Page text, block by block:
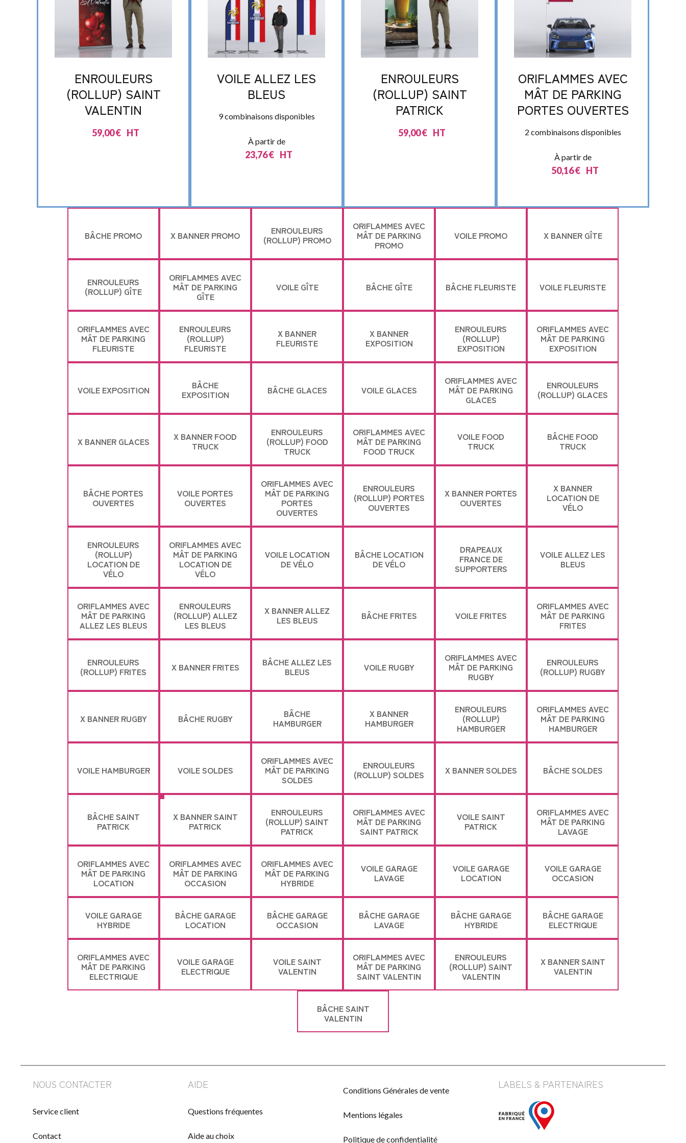
ENROULEURS
(ROLLUP) SAINT
VALENTIN
59,00€ HT
VOILE ALLEZ LES
BLEUS
9 combinaisons disponibles
À partir de
23,76€ HT
ENROULEURS
(ROLLUP) SAINT
PATRICK
59,00€ HT
ORIFLAMMES AVEC
MÂT DE PARKING
PORTES OUVERTES
2 combinaisons disponibles
À partir de
50,16€ HT
BÂCHE PROMO X BANNER PROMO ENROULEURS
(ROLLUP) PROMO
ORIFLAMMES AVEC
MÂT DE PARKING
PROMO
VOILE PROMO X BANNER GÎTE
ENROULEURS
(ROLLUP) GÎTE
ORIFLAMMES AVEC
MÂT DE PARKING
GÎTE
VOILE GÎTE BÂCHE GÎTE BÂCHE FLEURISTE VOILE FLEURISTE
ORIFLAMMES AVEC
MÂT DE PARKING
FLEURISTE
ENROULEURS
(ROLLUP)
FLEURISTE
X BANNER
FLEURISTE
X BANNER
EXPOSITION
ENROULEURS
(ROLLUP)
EXPOSITION
ORIFLAMMES AVEC
MÂT DE PARKING
EXPOSITION
VOILE EXPOSITION BÂCHE
EXPOSITION BÂCHE GLACES VOILE GLACES
ORIFLAMMES AVEC
MÂT DE PARKING
GLACES
ENROULEURS
(ROLLUP) GLACES
X BANNER GLACES X BANNER FOOD
TRUCK
ENROULEURS
(ROLLUP) FOOD
TRUCK
ORIFLAMMES AVEC
MÂT DE PARKING
FOOD TRUCK
VOILE FOOD
TRUCK
BÂCHE FOOD
TRUCK
BÂCHE PORTES
OUVERTES
VOILE PORTES
OUVERTES
ORIFLAMMES AVEC
MÂT DE PARKING
PORTES
OUVERTES
ENROULEURS
(ROLLUP) PORTES
OUVERTES
X BANNER PORTES
OUVERTES
X BANNER
LOCATION DE
VÉLO
ENROULEURS
(ROLLUP)
LOCATION DE
VÉLO
ORIFLAMMES AVEC
MÂT DE PARKING
LOCATION DE
VÉLO
VOILE LOCATION
DE VÉLO
BÂCHE LOCATION
DE VÉLO
DRAPEAUX
FRANCE DE
SUPPORTERS
VOILE ALLEZ LES
BLEUS
ORIFLAMMES AVEC
MÂT DE PARKING
ALLEZ LES BLEUS
ENROULEURS
(ROLLUP) ALLEZ
LES BLEUS
X BANNER ALLEZ
LES BLEUS BÂCHE FRITES VOILE FRITES
ORIFLAMMES AVEC
MÂT DE PARKING
FRITES
ENROULEURS
(ROLLUP) FRITES X BANNER FRITES BÂCHE ALLEZ LES
BLEUS VOILE RUGBY
ORIFLAMMES AVEC
MÂT DE PARKING
RUGBY
ENROULEURS
(ROLLUP) RUGBY
X BANNER RUGBY BÂCHE RUGBY BÂCHE
HAMBURGER
X BANNER
HAMBURGER
ENROULEURS
(ROLLUP)
HAMBURGER
ORIFLAMMES AVEC
MÂT DE PARKING
HAMBURGER
VOILE HAMBURGER VOILE SOLDES
ORIFLAMMES AVEC
MÂT DE PARKING
SOLDES
ENROULEURS
(ROLLUP) SOLDES X BANNER SOLDES BÂCHE SOLDES
BÂCHE SAINT
PATRICK
X BANNER SAINT
PATRICK
ENROULEURS
(ROLLUP) SAINT
PATRICK
ORIFLAMMES AVEC
MÂT DE PARKING
SAINT PATRICK
VOILE SAINT
PATRICK
ORIFLAMMES AVEC
MÂT DE PARKING
LAVAGE
ORIFLAMMES AVEC
MÂT DE PARKING
LOCATION
ORIFLAMMES AVEC
MÂT DE PARKING
OCCASION
ORIFLAMMES AVEC
MÂT DE PARKING
HYBRIDE
VOILE GARAGE
LAVAGE
VOILE GARAGE
LOCATION
VOILE GARAGE
OCCASION
VOILE GARAGE
HYBRIDE
BÂCHE GARAGE
LOCATION
BÂCHE GARAGE
OCCASION
BÂCHE GARAGE
LAVAGE
BÂCHE GARAGE
HYBRIDE
BÂCHE GARAGE
ELECTRIQUE
ORIFLAMMES AVEC
MÂT DE PARKING
ELECTRIQUE
VOILE GARAGE
ELECTRIQUE
VOILE SAINT
VALENTIN
ORIFLAMMES AVEC
MÂT DE PARKING
SAINT VALENTIN
ENROULEURS
(ROLLUP) SAINT
VALENTIN
X BANNER SAINT
VALENTIN
BÂCHE SAINT
VALENTIN
NOUS CONTACTER
Service client
Contact
AIDE
Questions fréquentes
Aide au choix
Conditions Générales de vente
Mentions légales
Politique de confidentialité
LABELS & PARTENAIRES